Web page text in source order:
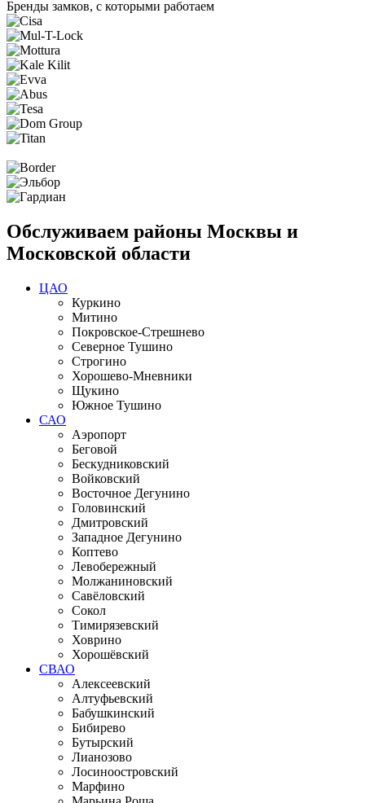
Бренды замков, с которыми работаем
Обслуживаем районы Москвы и
Московской области
ЦАО
Куркино
Митино
Покровское-Стрешнево
Северное Тушино
Строгино
Хорошево-Мневники
Щукино
Южное Тушино
САО
Аэропорт
Беговой
Бескудниковский
Войковский
Восточное Дегунино
Головинский
Дмитровский
Западное Дегунино
Коптево
Левобережный
Молжаниновский
Савёловский
Сокол
Тимирязевский
Ховрино
Хорошёвский
СВАО
Алексеевский
Алтуфьевский
Бабушкинский
Бибирево
Бутырский
Лианозово
Лосиноостровский
Марфино